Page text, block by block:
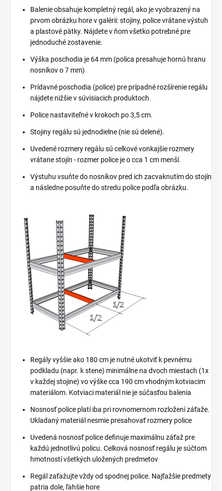
Balenie obsahuje kompletný regál, ako je vyobrazený na
prvom obrázku hore v galérii: stojiny, police vrátane výstuh
a plastové pätky. Nájdete v ňom všetko potrebné pre
jednoduché zostavenie.
Výška poschodia je 64 mm (polica presahuje hornú hranu
nosníkov o 7 mm)
Prídavné poschodia (police) pre prípadné rozšírenie regálu
nájdete nižšie v súvisiacich produktoch.
Police nastaviteľné v krokoch po 3,5 cm.
Stojiny regálu sú jednodielne (nie sú delené).
Uvedené rozmery regálu sú celkové vonkajšie rozmery
vrátane stojín - rozmer police je o cca 1 cm menší.
Výstuhu vsuňte do nosníkov pred ich zacvaknutím do stojín
a následne posuňte do stredu police podľa obrázku.
Regály vyššie ako 180 cm je nutné ukotviť k pevnému
podkladu (napr. k stene) minimálne na dvoch miestach (1x
v každej stojine) vo výške cca 190 cm vhodným kotviacim
materiálom. Kotviaci materiál nie je súčasťou balenia
Nosnosť police platí iba pri rovnomernom rozložení záťaže.
Ukladaný materiál nesmie presahovať rozmery police
Uvedená nosnosť police definuje maximálnu záťaž pre
každú jednotlivú policu. Celková nosnosť regálu je súčtom
hmotností všetkých uložených predmetov
Regál zaťažujte vždy od spodnej police. Najťažšie predmety
patria dole, ľahšie hore